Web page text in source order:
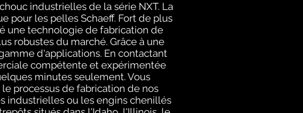
industrielles de la série NXT. La
pour les pelles Schaeff. Fort de plus
une technologie de fabrication de
robustes du marché. Grâce à une
d'applications. En contactant
compétente et expérimentée
minutes seulement. Vous
processus de fabrication de nos
industrielles ou les engins chenillés